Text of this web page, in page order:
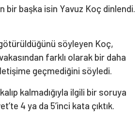
bir başka isin Yavuz Koç dinlendi.
söyleyen Koç,
farklı olarak bir daha
geçmediğini söyledi.
kalmadığıyla ilgili bir soruya
4 ya da 5’inci kata çıktık.